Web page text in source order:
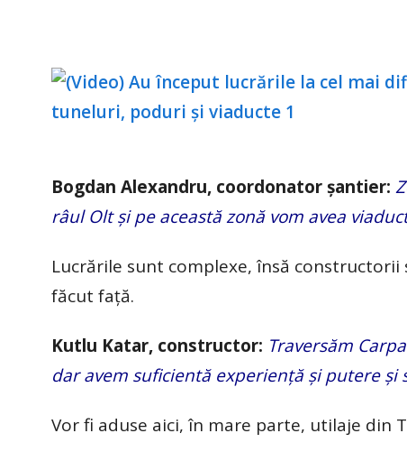
Bogdan Alexandru, coordonator şantier:
râul Olt şi pe această zonă vom avea
Lucrările sunt complexe, însă
făcut faţă.
Kutlu Katar, constructor: Traversăm
dar avem suficientă experienţă şi putere
Vor fi aduse aici, în mare parte, utilaje din